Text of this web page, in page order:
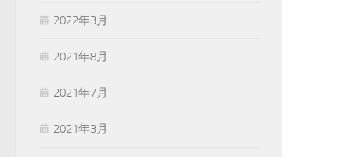
2022年3月
2021年8月
2021年7月
2021年3月